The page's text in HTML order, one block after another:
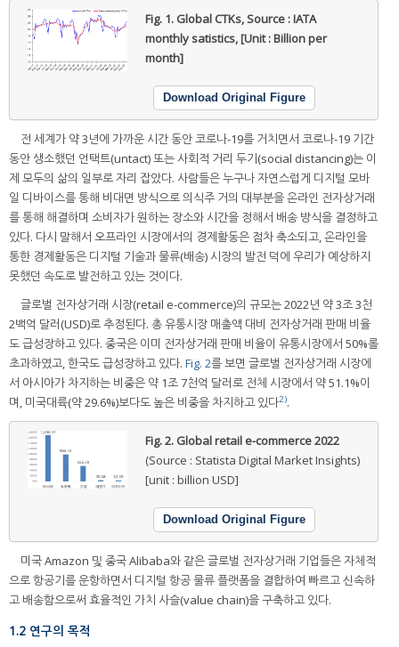
Fig. 1. Global CTKs, Source : IATA
monthly satistics, [Unit : Billion per
month]
Download Original Figure
전 세계가 약 3년에 가까운 시간 동안 코로나-19를 거치면서 코로나-19 기간
동안 생소했던 언택트(untact) 또는 사회적 거리 두기(social distancing)는 이
제 모두의 삶의 일부로 자리 잡았다. 사람들은 누구나 자연스럽게 디지털 모바
일 디바이스를 통해 비대면 방식으로 의식주 거의 대부분을 온라인 전자상거래
를 통해 해결하며 소비자가 원하는 장소와 시간을 정해서 배송 방식을 결정하고
있다. 다시 말해서 오프라인 시장에서의 경제활동은 점차 축소되고, 온라인을
통한 경제활동은 디지털 기술과 물류(배송) 시장의 발전 덕에 우리가 예상하지
못했던 속도로 발전하고 있는 것이다.
글로벌 전자상거래 시장(retail e-commerce)의 규모는 2022년 약 3조 3천
2백억 달러(USD)로 추정된다. 총 유통시장 매출액 대비 전자상거래 판매 비율
도 급성장하고 있다. 중국은 이미 전자상거래 판매 비율이 유통시장에서 50%롤
초과하였고, 한국도 급성장하고 있다. Fig. 2를 보면 글로벌 전자상거래 시장에
서 아시아가 차지하는 비중은 약 1조 7천억 달러로 전체 시장에서 약 51.1%이
며, 미국대륙(약 29.6%)보다도 높은 비중을 차지하고 있다2).
Fig. 2. Global retail e-commerce 2022
(Source : Statista Digital Market Insights)
[unit : billion USD]
Download Original Figure
미국 Amazon 및 중국 Alibaba와 같은 글로벌 전자상거래 기업들은 자체적
으로 항공기를 운항하면서 디지털 항공 물류 플랫폼을 결합하여 빠르고 신속하
고 배송함으로써 효율적인 가치 사슬(value chain)을 구축하고 있다.
1.2 연구의 목적